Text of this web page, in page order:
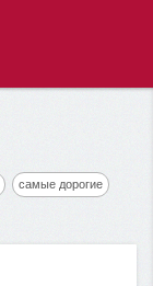
самые дорогие